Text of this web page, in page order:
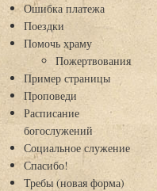
Ошибка платежа
Поездки
Помочь храму
Пожертвования
Пример страницы
Проповеди
Расписание
богослужений
Социальное служение
Спасибо!
Требы (новая форма)